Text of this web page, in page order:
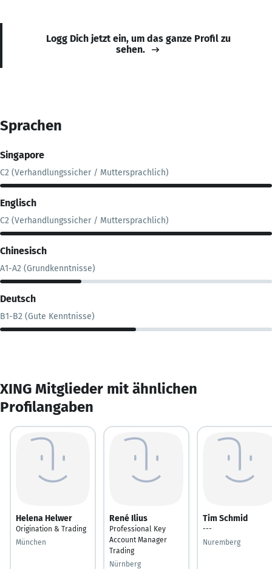
Logg Dich jetzt ein, um das ganze Profil zu
sehen.
Sprachen
Singapore
C2 (Verhandlungssicher / Muttersprachlich)
Englisch
C2 (Verhandlungssicher / Muttersprachlich)
Chinesisch
A1-A2 (Grundkenntnisse)
Deutsch
B1-B2 (Gute Kenntnisse)
XING Mitglieder mit ähnlichen
Profilangaben
Helena Helwer
Origination & Trading
München
René Ilius
Professional Key
Account Manager
Trading
Nürnberg
Tim Schmid
---
Nuremberg